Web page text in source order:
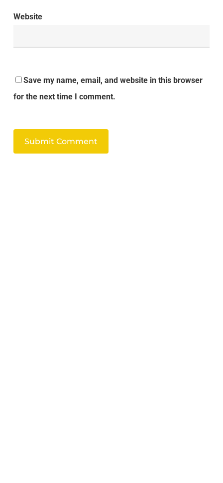
Website
Save my name, email, and website in this browser
for the next time I comment.